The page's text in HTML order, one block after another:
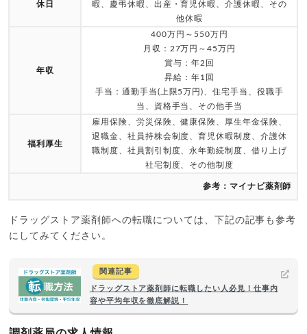
休日
暇、慶弔休暇、出産・育児休暇、介護休暇、その
他休暇
年収
400万円～550万円
月収：27万円～45万円
賞与：年2回
昇給：年1回
手当：通勤手当(上限5万円)、住宅手当、役職手
当、資格手当、その他手当
福利厚生
雇用保険、労災保険、健康保険、厚生年金保険、
退職金、社員持株会制度、育児休暇制度、介護休
職制度、社員割引制度、永年勤続制度、借り上げ
社宅制度、その他制度
参考：マイナビ薬剤師
ドラッグストア薬剤師への転職については、下記の記事も参考
にしてみてください。
関連記事
ドラッグストア薬剤師に転職したい人必見！仕事内
容や平均年収を徹底解説！